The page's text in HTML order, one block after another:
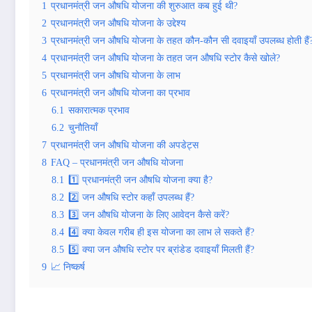
1 प्रधानमंत्री जन औषधि योजना की शुरुआत कब हुई थी?
2 प्रधानमंत्री जन औषधि योजना के उद्देश्य
3 प्रधानमंत्री जन औषधि योजना के तहत कौन-कौन सी दवाइयाँ उपलब्ध होती
4 प्रधानमंत्री जन औषधि योजना के तहत जन औषधि स्टोर कैसे खोले?
5 प्रधानमंत्री जन औषधि योजना के लाभ
6 प्रधानमंत्री जन औषधि योजना का प्रभाव
6.1 सकारात्मक प्रभाव
6.2 चुनौतियाँ
7 प्रधानमंत्री जन औषधि योजना की अपडेट्स
8 FAQ – प्रधानमंत्री जन औषधि योजना
8.1
1️⃣ प्रधानमंत्री जन औषधि योजना क्या है?
8.2
2️⃣ जन औषधि स्टोर कहाँ उपलब्ध हैं?
8.3 3️⃣ जन औषधि योजना के लिए आवेदन कैसे करें?
8.4 4️⃣ क्या केवल गरीब ही इस योजना का लाभ ले सकते हैं?
8.5 5️⃣ क्या जन औषधि स्टोर पर ब्रांडेड दवाइयाँ मिलती हैं?
9 📈 निष्कर्ष